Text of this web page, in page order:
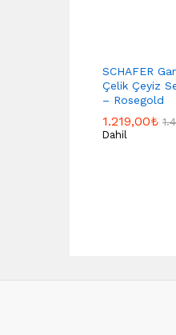
SCHAFER
Çelik Çeyiz
– Rosegold
1.219,00₺
Dahil